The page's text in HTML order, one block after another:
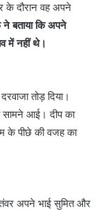
के दौरान वह अपने
बताया कि अपने
में नहीं थे।
तोड़ दिया।
सामने आई। दीप का
के पीछे की वजह का
अपने भाई सुमित और